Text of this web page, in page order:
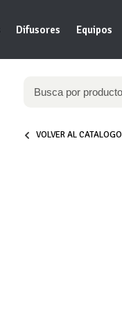
Difusores Equipos
VOLVER AL CATALOGO